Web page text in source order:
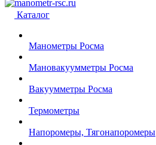
Каталог
Манометры Росма
Мановакуумметры Росма
Вакуумметры Росма
Термометры
Напоромеры, Тягонапоромеры